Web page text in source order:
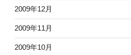
2009年12月
2009年11月
2009年10月